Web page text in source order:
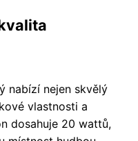
nabízí nejen skvělý
vlastnosti a
dosahuje 20 wattů,